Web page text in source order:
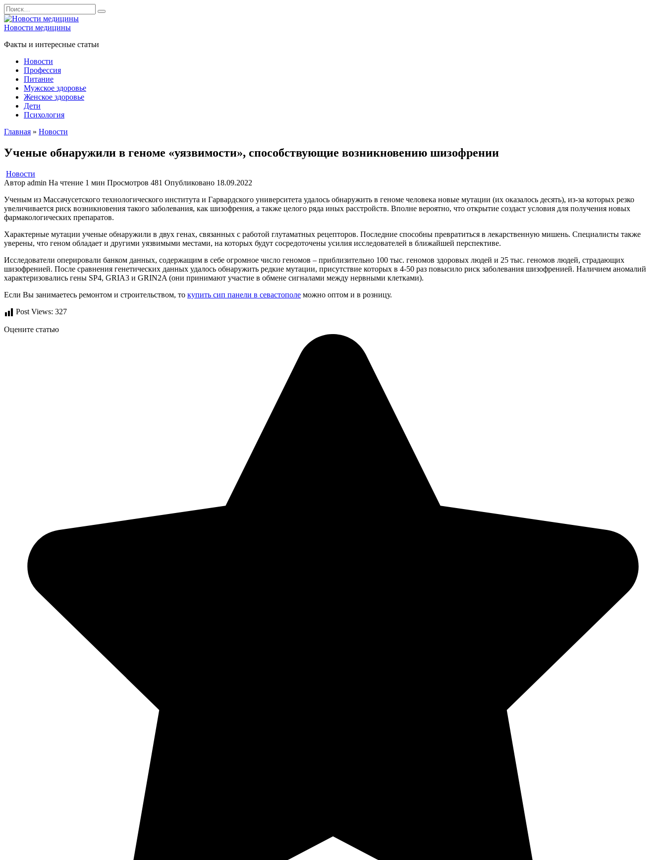
Перейти
к
содержанию
Search
for:
Новости медицины
Факты и интересные статьи
Новости
Профессия
Питание
Мужское здоровье
Женское здоровье
Дети
Психология
Главная » Новости
Ученые обнаружили в геноме «уязвимости», способствующие возникновению шизофрении
Новости
Автор admin На чтение 1 мин Просмотров 481 Опубликовано 18.09.2022
Ученым из Массачусетского технологического института и Гарвардского университета удалось обнаружить в геноме человека новые мутации (их оказалось десять), из-за которых резко
увеличивается риск возникновения такого заболевания, как шизофрения, а также целого ряда иных расстройств. Вполне вероятно, что открытие создаст условия для получения новых
фармакологических препаратов.
Характерные мутации ученые обнаружили в двух генах, связанных с работой глутаматных рецепторов. Последние способны превратиться в лекарственную мишень. Специалисты также
уверены, что геном обладает и другими уязвимыми местами, на которых будут сосредоточены усилия исследователей в ближайшей перспективе.
Исследователи оперировали банком данных, содержащим в себе огромное число геномов – приблизительно 100 тыс. геномов здоровых людей и 25 тыс. геномов людей, страдающих
шизофренией. После сравнения генетических данных удалось обнаружить редкие мутации, присутствие которых в 4-50 раз повысило риск заболевания шизофренией. Наличием аномалий
характеризовались гены SP4, GRIA3 и GRIN2A (они принимают участие в обмене сигналами между нервными клетками).
Если Вы занимаетесь ремонтом и строительством, то купить сип панели в севастополе можно оптом и в розницу.
Post Views: 327
Оцените статью